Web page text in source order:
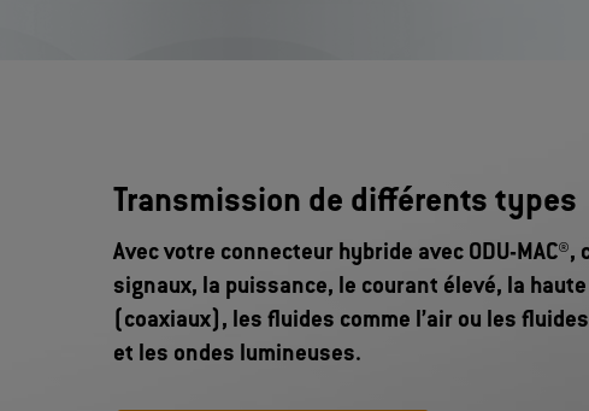
Transmission de différents types
Avec votre connecteur hybride avec ODU-
signaux, la puissance, le courant élevé, la
(coaxiaux), les fluides comme l’air ou les
et les ondes lumineuses.